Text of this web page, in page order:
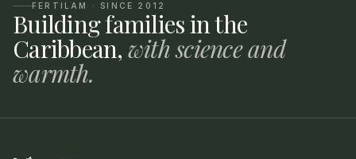
FERTILAM · SINCE 2012
Building families in the
Caribbean, with science and
warmth.